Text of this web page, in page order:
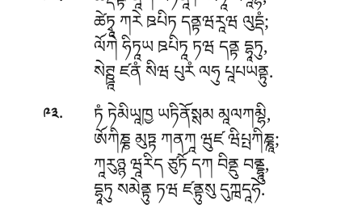
ཚེཏྭཱ ཀརེ ཋཔིཏ དནྟཝརཱཝ ལུདྡཾ;
ལོཀེ ཧིཏཱཡ ཋཔིཏཱ ཏཝ དནྟ དྷཱཏུ,
སེཊྛཱ ཛནཾ སིཝ པུརཾ ལཧུ པཱཔཡནྟུ.
༩༣. ཏཾ ཏེམིཡཱཁྱ ཡཏིནོསྶམ མཱལཀམྷི,
ཨོཀིཎྞ མུཏྟ ཀནཀཱ ཝུཛ ཝིཔྤཀིཎྞཱ;
ཀཱརུཉྙ ཝཱརིད ཙུཏོ དཀ བིནྡུ བནྡྷཱུ,
དྷཱཏུ སམེནྟུ ཏཝ ཛནྟུསུ དུཀྑདཱཧེ.